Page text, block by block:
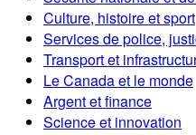
Culture, histoire et sport
Services de police,
Transport et
Le Canada et le monde
Argent et finance
Science et innovation